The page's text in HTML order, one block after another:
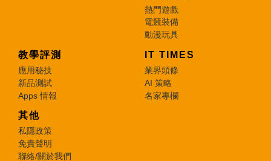
熱門遊戲
電競裝備
動漫玩具
教學評測
應用秘技
新品測試
Apps 情報
IT TIMES
業界頭條
AI 策略
名家專欄
其他
私隱政策
免責聲明
聯絡/關於我們